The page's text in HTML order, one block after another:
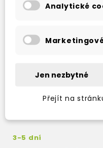
MARKET LEADER -
3-5 dní
Analytické
Jen nezbytné
Přejít na